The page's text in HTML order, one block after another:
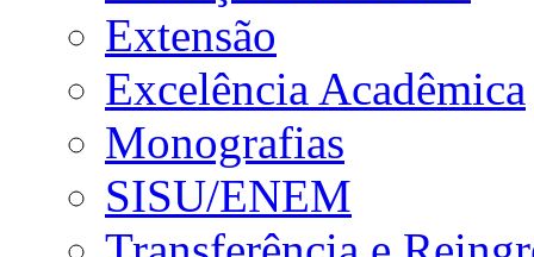
Extensão
Excelência Acadêmica
Monografias
SISU/ENEM